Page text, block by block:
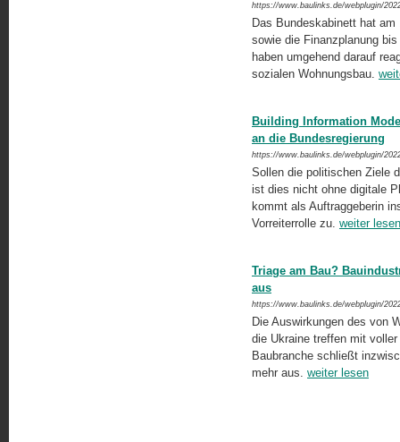
https://www.baulinks.de/webplugin/
Das Bundeskabinett hat
sowie die Finanzplanung
haben umgehend darauf
sozialen Wohnungsbau.
Building Information
an die Bundesregierung
https://www.baulinks.de/webplugin/
Sollen die politischen Ziele
ist dies nicht ohne digitale
kommt als Auftraggeberin
Vorreiterrolle zu. weiter lesen
Triage am Bau?
aus
https://www.baulinks.de/webplugin/
Die Auswirkungen des von
die Ukraine treffen mit
Baubranche schließt
mehr aus. weiter lesen